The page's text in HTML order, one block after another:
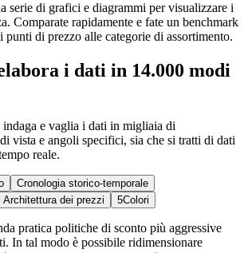
serie di grafici e diagrammi per visualizzare i
Comparate rapidamente e fate un benchmark
punti di prezzo alle categorie di assortimento.
i dati in 14.000 modi
e vaglia i dati in migliaia di
vista e angoli specifici, sia che si tratti di dati
reale.
Cronologia storico-temporale
Architettura dei prezzi 5Colori
pratica politiche di sconto più aggressive
In tal modo è possibile ridimensionare